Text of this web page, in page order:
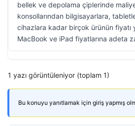
bellek ve depolama çiplerinde
konsollarından bilgisayarlara,
cihazlara kadar birçok ürünün fiyatı
MacBook ve iPad fiyatlarına adeta
1 yazı görüntüleniyor (toplam 1)
Bu konuyu yanıtlamak için giriş yapmış